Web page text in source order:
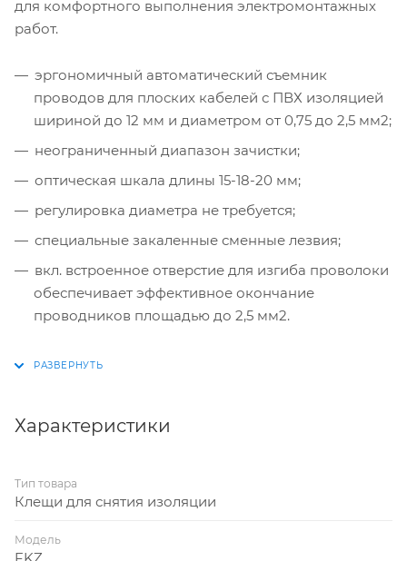
для комфортного выполнения электромонтажных
работ.
эргономичный автоматический съемник
проводов для плоских кабелей с ПВХ изоляцией
шириной до 12 мм и диаметром от 0,75 до 2,5 мм2;
неограниченный диапазон зачистки;
оптическая шкала длины 15-18-20 мм;
регулировка диаметра не требуется;
специальные закаленные сменные лезвия;
вкл. встроенное отверстие для изгиба проволоки
обеспечивает эффективное окончание
проводников площадью до 2,5 мм2.
Характеристики
Тип товара
Клещи для снятия изоляции
Модель